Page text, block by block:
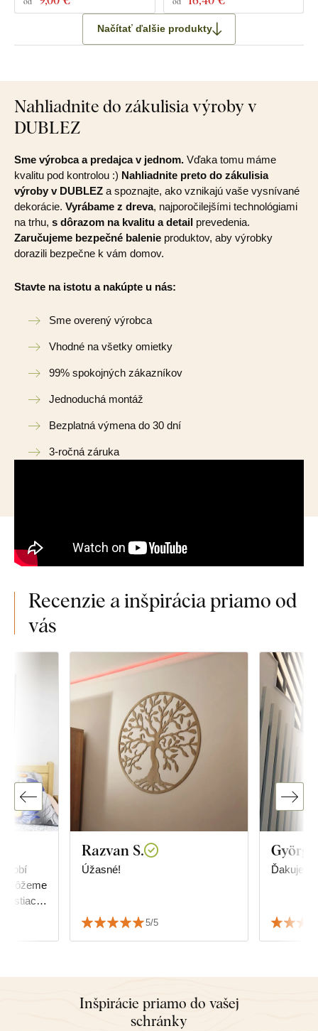
Načítať ďalšie produkty
Nahliadnite do zákulisia výroby v
DUBLEZ
Sme výrobca a predajca v jednom. Vďaka tomu máme
kvalitu pod kontrolou :) Nahliadnite preto do zákulisia
výroby v DUBLEZ a spoznajte, ako vznikajú vaše vysnívané
dekorácie. Vyrábame z dreva, najporočilejšími technológiami
na trhu, s dôrazom na kvalitu a detail prevedenia.
Zaručujeme bezpečné balenie produktov, aby výrobky
dorazili bezpečne k vám domov.
Stavte na istotu a nakúpte u nás:
Sme overený výrobca
Vhodné na všetky omietky
99% spokojných zákazníkov
Jednoduchá montáž
Bezplatná výmena do 30 dní
3-ročná záruka
Recenzie a inšpirácia priamo od
vás
Razvan S.
Úžasné!
5/5
Ďakujem!
Inšpirácie priamo do vašej
schránky